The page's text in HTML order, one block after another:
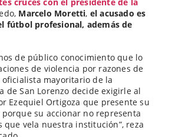
Marcelo Moretti, el acusado es
fútbol profesional, además de
de público conocimiento que lo
de violencia por razones de
mayoritario de la
de San Lorenzo decide exigirle al
Ezequiel Ortigoza que presente su
su accionar no representa
que vela nuestra institución”, reza